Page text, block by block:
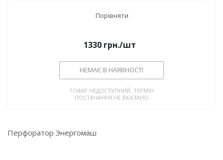
Порівняти
1330 грн./шт
НЕМАЄ В НАЯВНОСТІ
ТОВАР НЕДОСТУПНИЙ. ТЕРМІН
ПОСТАЧАННЯ НЕ ВКАЗАНО
Перфоратор Энергомаш